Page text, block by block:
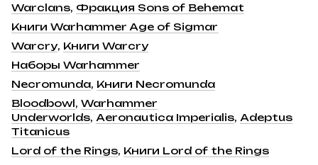
Warclans, Фракция Sons of Behemat
Книги Warhammer Age of Sigmar
Warcry, Книги Warcry
Наборы Warhammer
Necromunda, Книги Necromunda
Bloodbowl, Warhammer
Underworlds, Aeronautica Imperialis, Adeptus
Titanicus
Lord of the Rings, Книги Lord of the Rings